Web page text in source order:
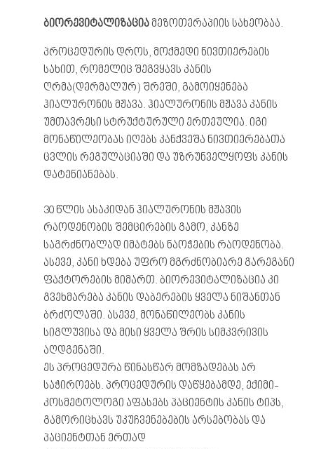
ბიორევიტალიზაციამეზოთერაპიის სახეობაა.
პროცედურის დროს, მოქმედი ნივთიერების
სახით, რომელიც შეგვყავს კანის
ღრმა(დერმალურ) შრეში, გამოიყენება
ჰიალურონის მჟავა. ჰიალურონის მჟავა კანის
უმთავრესი სტრუქტურული ერთეულია. იგი
მონაწილეობას იღებს კანქვეშა ნივთიერებათა
ცვლის რეგულაციაში და უზრუნველყოფს კანის
დატენიანებას.
30 წლის ასაკიდან ჰიალურონის მჟავის
რაოდენობის შემცირების გამო, კანზე
საგრძნობლად იმატებს ნაოჭების რაოდენობა.
ასევე, კანი ხდება უფრო მგრძნობიარე გარეგანი
ფაქტორების მიმართ. ბიორევიტალიზაცია კი
გვეხმარება კანის დაბერების ყველა ნიშანთან
ბრძოლაში. ასევე, მონაწილეობს კანის
სიგლუვისა და მისი ყველა შრის სიმკვრივის
აღდგენაში.
ეს პროცედურა წინასწარ მომზადებას არ
საჭიროებს. პროცედურის დაწყებამდე, ექიმი-
კოსმეტოლოგი აფასებს პაციენტის კანის ტიპს,
გამორიცხავს უკუჩვენებების არსებობას და
პაციენტთან ერთად